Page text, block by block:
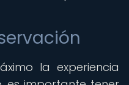
la experiencia